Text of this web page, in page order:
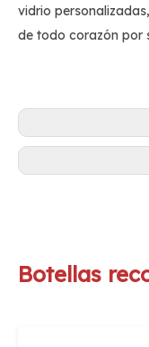
vidrio
de todo corazón por
Botellas